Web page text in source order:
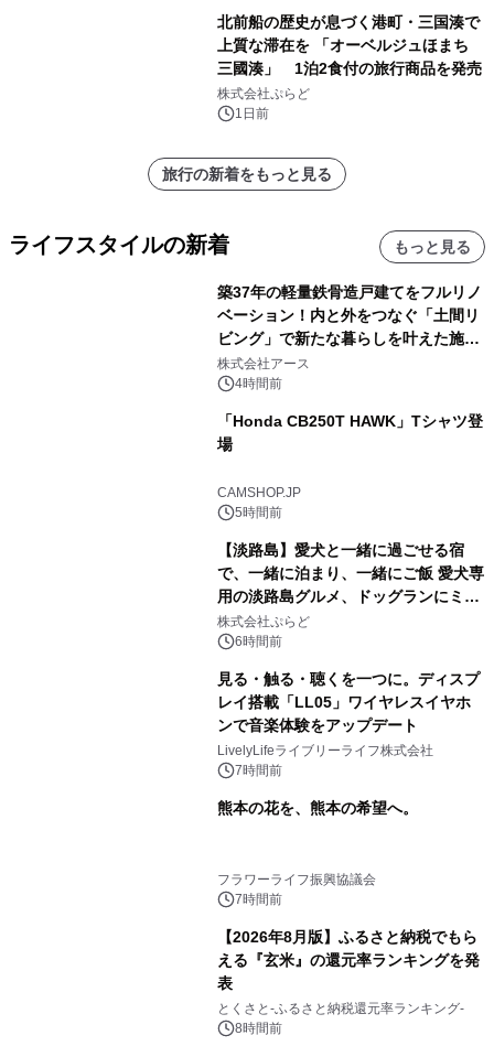
北前船の歴史が息づく港町・三国湊で
上質な滞在を 「オーベルジュほまち
三國湊」 1泊2食付の旅行商品を発売
株式会社ぷらど
1日前
旅行の新着をもっと見る
ライフスタイルの新着 もっと見る
築37年の軽量鉄骨造戸建てをフルリノ
ベーション！内と外をつなぐ「土間リ
ビング」で新たな暮らしを叶えた施工
事例を株式会社アースが公開
株式会社アース
4時間前
「Honda CB250T HAWK」Tシャツ登
場
CAMSHOP.JP
5時間前
【淡路島】愛犬と一緒に過ごせる宿
で、一緒に泊まり、一緒にご飯 愛犬専
用の淡路島グルメ、ドッグランにミニ
プール グランピングとトレーラーハウ
スの2施設で
株式会社ぷらど
6時間前
見る・触る・聴くを一つに。ディスプ
レイ搭載「LL05」ワイヤレスイヤホ
ンで音楽体験をアップデート
LivelyLifeライブリーライフ株式会社
7時間前
熊本の花を、熊本の希望へ。
フラワーライフ振興協議会
7時間前
【2026年8月版】ふるさと納税でもら
える『玄米』の還元率ランキングを発
表
とくさと-ふるさと納税還元率ランキング-
8時間前